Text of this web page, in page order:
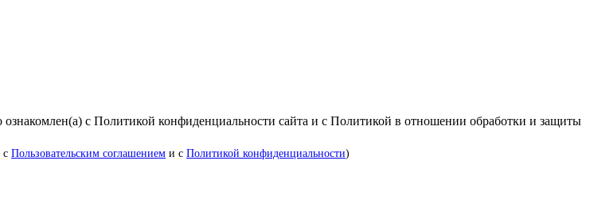
с Политикой конфиденциальности сайта и с Политикой в отношении обработки и защиты
с Пользовательским соглашением и с Политикой конфиденциальности)